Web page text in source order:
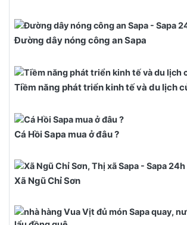
Đường dây nóng công an Sapa
Tiềm năng phát triển kinh tế và du lịch
Cá Hồi Sapa mua ở đâu ?
Xã Ngũ Chỉ Sơn